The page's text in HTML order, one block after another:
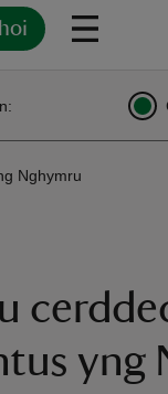
Nghymru
yng